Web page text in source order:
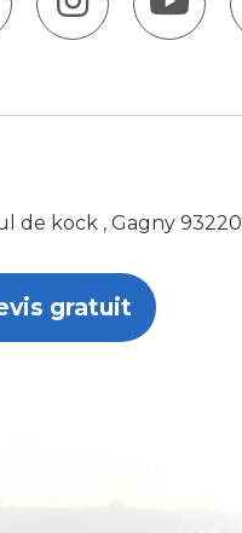
de kock , Gagny 93220
gratuit